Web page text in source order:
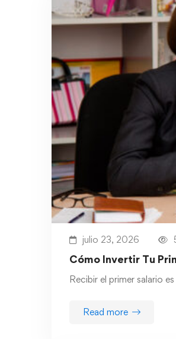
julio 23, 2026
Cómo Invertir Tu
Recibir el primer salario
Read more